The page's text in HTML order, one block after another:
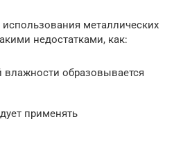
металлических
недостатками, как:
образовывается
применять